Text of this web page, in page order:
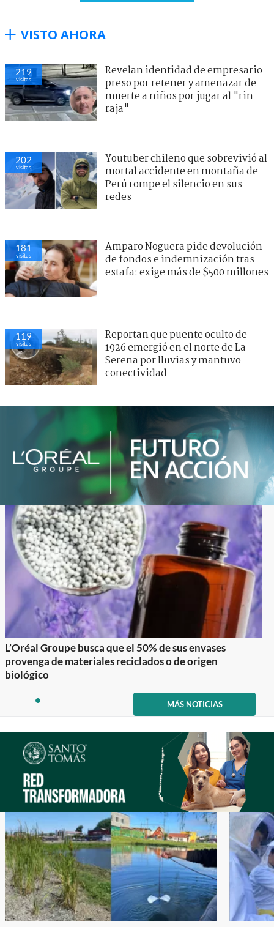
VISTO AHORA
219
visitas
Revelan identidad de empresario
preso por retener y amenazar de
muerte a niños por jugar al "rin
raja"
202
visitas
Youtuber chileno que sobrevivió al
mortal accidente en montaña de
Perú rompe el silencio en sus
redes
181
visitas
Amparo Noguera pide devolución
de fondos e indemnización tras
estafa: exige más de $500 millones
119
visitas
Reportan que puente oculto de
1926 emergió en el norte de La
Serena por lluvias y mantuvo
conectividad
L’Oréal Groupe busca que el 50% de sus envases
provenga de materiales reciclados o de origen
biológico
item
1
MÁS NOTICIAS